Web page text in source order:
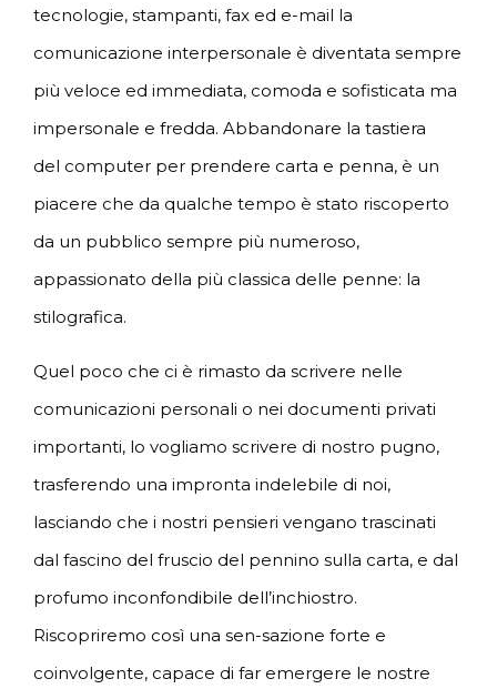
tecnologie, stampanti, fax ed e-mail la
comunicazione interpersonale è diventata sempre
più veloce ed immediata, comoda e sofisticata ma
impersonale e fredda. Abbandonare la tastiera
del computer per prendere carta e penna, è un
piacere che da qualche tempo è stato riscoperto
da un pubblico sempre più numeroso,
appassionato della più classica delle penne: la
stilografica.
Quel poco che ci è rimasto da scrivere nelle
comunicazioni personali o nei documenti privati
importanti, lo vogliamo scrivere di nostro pugno,
trasferendo una impronta indelebile di noi,
lasciando che i nostri pensieri vengano trascinati
dal fascino del fruscio del pennino sulla carta, e dal
profumo inconfondibile dell’inchiostro.
Riscopriremo così una sen-sazione forte e
coinvolgente, capace di far emergere le nostre